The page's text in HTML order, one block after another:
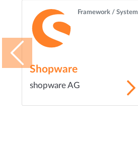
Framework / System
Shopware
shopware AG